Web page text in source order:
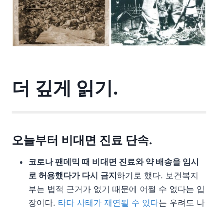
더 깊게 읽기.
오늘부터 비대면 진료 단속.
코로나 팬데믹 때 비대면 진료와 약 배송을 임시
로 허용했다가 다시 금지 하기로 했다. 보건복지
부는 법적 근거가 없기 때문에 어쩔 수 없다는 입
장이다. 타다 사태가 재연될 수 있다는 우려도 나